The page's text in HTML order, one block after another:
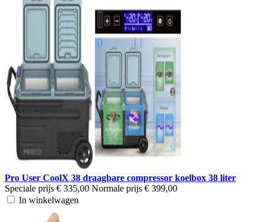
Pro User CoolX 38 draagbare compressor koelbox 38 liter
Speciale prijs € 335,00 Normale prijs € 399,00
In winkelwagen